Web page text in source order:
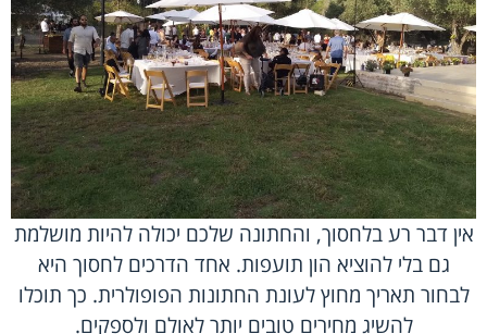
אין דבר רע בלחסוך, והחתונה שלכם יכולה להיות מושלמת
גם בלי להוציא הון תועפות. אחד הדרכים לחסוך היא
לבחור תאריך מחוץ לעונת החתונות הפופולרית. כך תוכלו
להשיג מחירים טובים יותר לאולם ולספקים.